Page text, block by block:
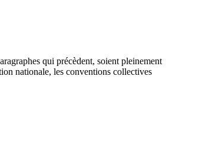
qui précèdent, soient pleinement
nationale, les conventions collectives